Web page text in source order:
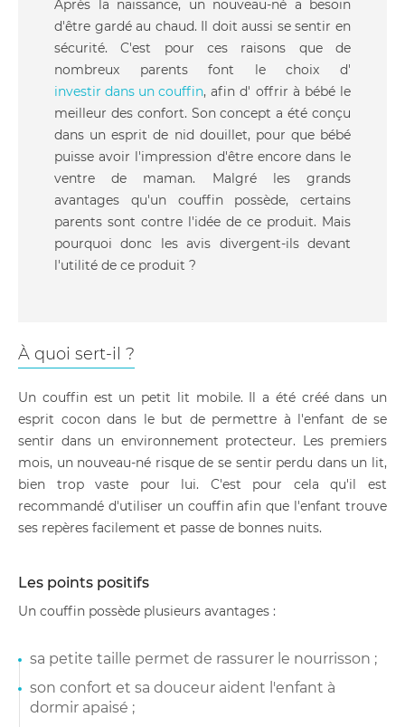
Après la naissance, un nouveau-né a besoin
d'être gardé au chaud. Il doit aussi se sentir en
sécurité. C'est pour ces raisons que de
nombreux parents font le choix d'
investir dans un couffin, afin d' offrir à bébé le
meilleur des confort. Son concept a été conçu
dans un esprit de nid douillet, pour que bébé
puisse avoir l'impression d'être encore dans le
ventre de maman. Malgré les grands
avantages qu'un couffin possède, certains
parents sont contre l'idée de ce produit. Mais
pourquoi donc les avis divergent-ils devant
l'utilité de ce produit ?
À quoi sert-il ?
Un couffin est un petit lit mobile. Il a été créé dans un
esprit cocon dans le but de permettre à l'enfant de se
sentir dans un environnement protecteur. Les premiers
mois, un nouveau-né risque de se sentir perdu dans un lit,
bien trop vaste pour lui. C'est pour cela qu'il est
recommandé d'utiliser un couffin afin que l'enfant trouve
ses repères facilement et passe de bonnes nuits.
Les points positifs
Un couffin possède plusieurs avantages :
sa petite taille permet de rassurer le nourrisson ;
son confort et sa douceur aident l'enfant à
dormir apaisé ;